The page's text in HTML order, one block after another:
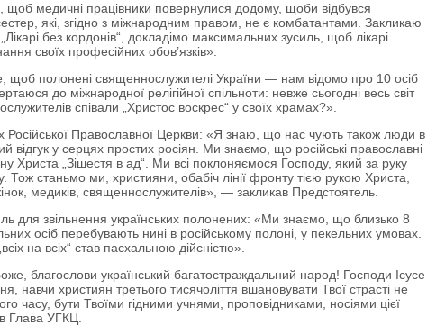
щоб медичні працівники повернулися додому, щоби відбувся
які, згідно з міжнародним правом, не є комбатантами. Закликаю
без кордонів“, докладімо максимальних зусиль, щоб лікарі
своїх професійних обов’язків».
щоб полонені священнослужителі України — нам відомо про 10 осіб
до міжнародної релігійної спільноти: невже сьогодні весь світ
співали „Христос воскрес“ у своїх храмах?».
Російської Православної Церкви: «Я знаю, що нас чують також люди в
у серцях простих росіян. Ми знаємо, що російські православні
Христа „Зішестя в ад“. Ми всі поклоняємося Господу, який за руку
Тож станьмо ми, християни, обабіч лінії фронту тією рукою Христа,
медиків, священнослужителів», — закликав Предстоятель.
для звільнення українських полонених: «Ми знаємо, що близько 8
осіб перебувають нині в російському полоні, у пекельних умовах.
на всіх“ став пасхальною дійсністю».
благослови український багатостраждальний народ! Господи Ісусе
навчи християн третього тисячоліття вшановувати Твої страсті не
часу, бути Твоїми гідними учнями, проповідниками, носіями цієї
Глава УГКЦ.